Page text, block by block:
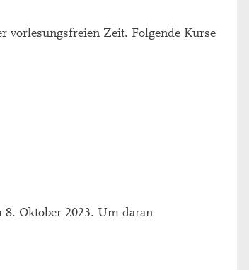
vorlesungsfreien Zeit. Folgende Kurse
Oktober 2023. Um daran